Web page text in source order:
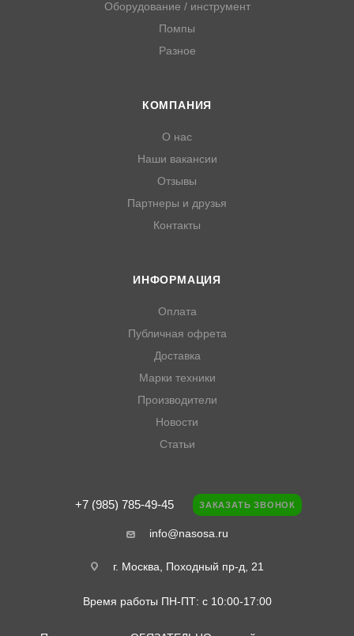
Оборудование / инструмент
Помпы
Разное
КОМПАНИЯ
О нас
Наши вакансии
Отзывы
Партнеры и друзья
Контакты
ИНФОРМАЦИЯ
Оплата
Публичная офрета
Доставка
Марки техники
Производители
Новости
Статьи
+7 (985) 785-49-45 ЗАКАЗАТЬ ЗВОНОК
info@nasosa.ru
г. Москва, Походный пр-д, 21
Время работы ПН-ПТ: с 10:00-17:00